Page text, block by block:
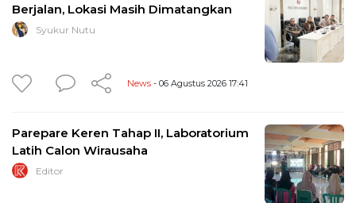
Berjalan, Lokasi Masih Dimatangkan
Syukur Nutu
News - 06 Agustus 2026 17:41
Parepare Keren Tahap II, Laboratorium
Latih Calon Wirausaha
Editor